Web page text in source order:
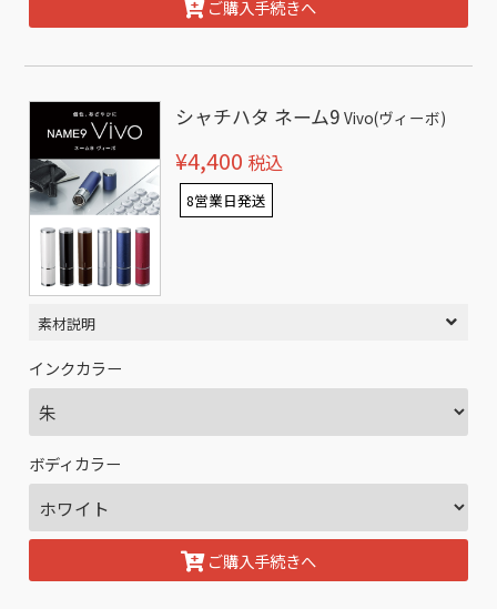
ご購入手続きへ
シャチハタ ネーム9Vivo(ヴィーボ)
¥4,400 税込
8営業日発送
素材説明
インクカラー
ボディカラー
ご購入手続きへ